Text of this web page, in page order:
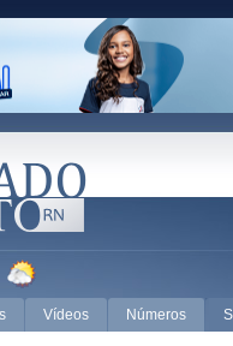
Vídeos Números